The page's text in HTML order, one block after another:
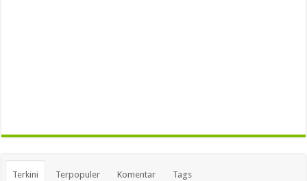
Terkini Terpopuler Komentar Tags